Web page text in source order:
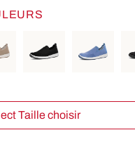
Select Taille choisir